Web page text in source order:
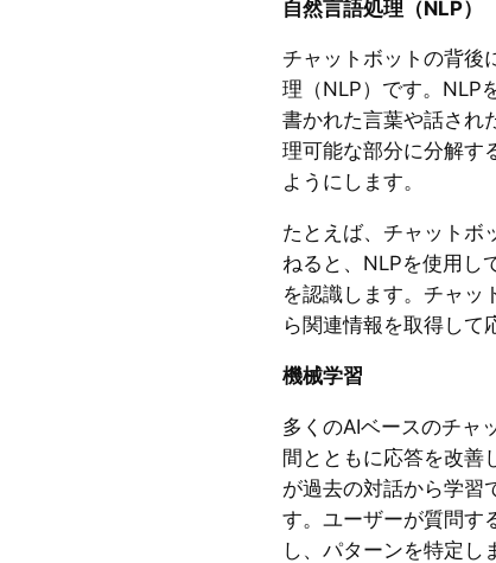
自然言語処理（NLP）
チャットボットの背後
理（NLP）です。NLP
書かれた言葉や話され
理可能な部分に分解す
ようにします。
たとえば、チャットボ
ねると、NLPを使用し
を認識します。チャッ
ら関連情報を取得して
機械学習
多くのAIベースのチャ
間とともに応答を改善
が過去の対話から学習
す。ユーザーが質問す
し、パターンを特定し